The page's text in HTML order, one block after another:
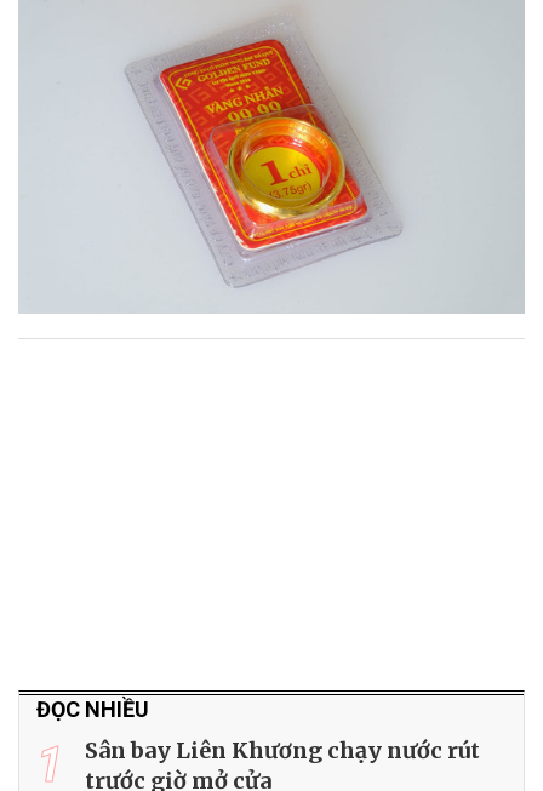
ĐỌC NHIỀU
1
Sân bay Liên Khương chạy nước rút
trước giờ mở cửa